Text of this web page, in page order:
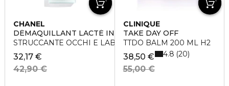
CHANEL
DÉMAQUILLANT LACTÉ INTENSE
STRUCCANTE OCCHI E LABBRA DELICATO
32,17 €
42,90 €
CLINIQUE
TAKE DAY OFF
TTDO BALM 200 ML H2
38,50 €
55,00 €
4.8 20